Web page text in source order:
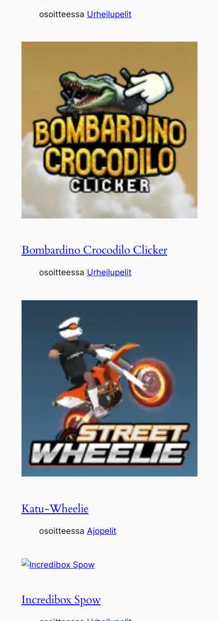
osoitteessa Urheilupelit
Bombardino Crocodilo Clicker
osoitteessa Urheilupelit
Katu-Wheelie
osoitteessa Ajopelit
Incredibox Spow